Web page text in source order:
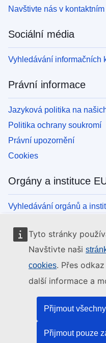
Tyto stránky
Navštivte naši
cookies. Přes
další informace a
Přijmout
Přijmout pouze
Navštivte nás v
Sociální média
Vyhledávání informačních
Právní informace
Jazyková politika na
Politika ochrany soukromí
Právní upozornění
Cookies
Orgány a instituce
Vyhledávání orgánů a